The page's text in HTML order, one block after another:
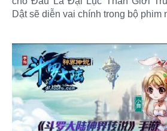
Dật sẽ diễn vai chính trong bộ phim